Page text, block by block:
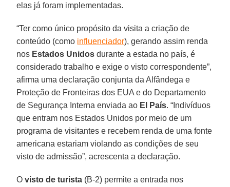
elas já foram implementadas.
“Ter como único propósito da visita a criação de
conteúdo (como influenciador), gerando assim renda
nos Estados Unidos durante a estada no país, é
considerado trabalho e exige o visto correspondente”,
afirma uma declaração conjunta da Alfândega e
Proteção de Fronteiras dos EUA e do Departamento
de Segurança Interna enviada ao El País. “Indivíduos
que entram nos Estados Unidos por meio de um
programa de visitantes e recebem renda de uma fonte
americana estariam violando as condições de seu
visto de admissão”, acrescenta a declaração.
Ovisto de turista (B-2) permite a entrada nos